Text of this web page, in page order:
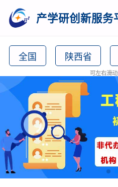
产学研创新服务
全国 陕西省
可左右滑